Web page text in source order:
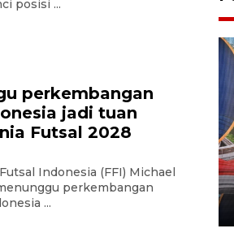
posisi ...
perkembangan
jadi tuan
Futsal 2028
Indonesia (FFI) Michael
perkembangan
...
V DPR tinjau
sebidang di
Bogor
18:49